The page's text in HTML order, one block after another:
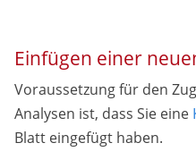
Einfügen einer
Voraussetzung für den
Analysen ist, dass Sie eine
Blatt eingefügt haben.